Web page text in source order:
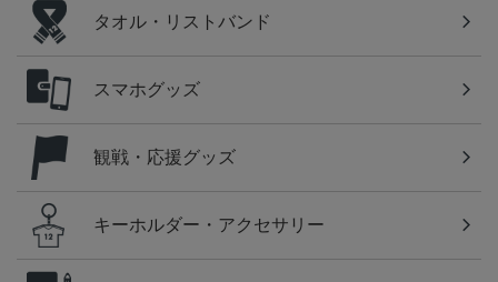
タオル・リストバンド
スマホグッズ
観戦・応援グッズ
キーホルダー・アクセサリー